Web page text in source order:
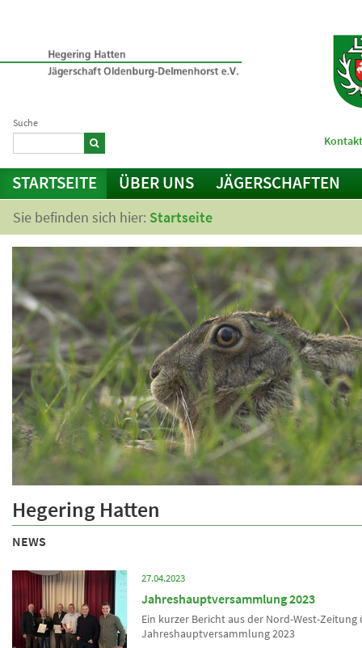
Suche
STARTSEITE ÜBER UNS JÄGERSCHAFTEN
Sie befinden sich hier: Startseite
Über uns
Informationen über den Hegering
Hegering Hatten
NEWS
27.04.2023
Jahreshauptversammlung 2023
Ein kurzer Bericht aus der Nord-West-Zeitung
Jahreshauptversammlung 2023